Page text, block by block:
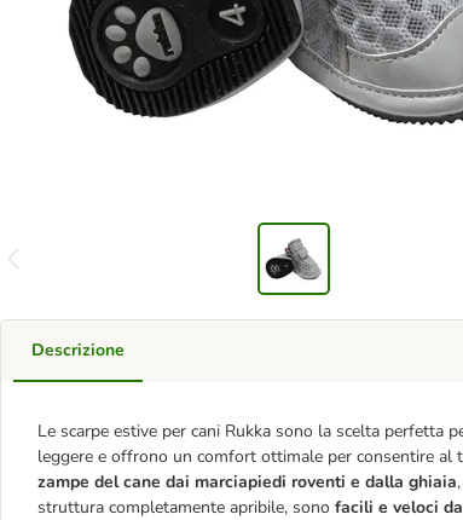
Descrizione
Le scarpe estive per cani Rukka sono la scelta perfetta
leggere e offrono un comfort ottimale per consentire al
zampe del cane dai marciapiedi roventi e dalla ghiaia
struttura completamente apribile, sono facili e veloci